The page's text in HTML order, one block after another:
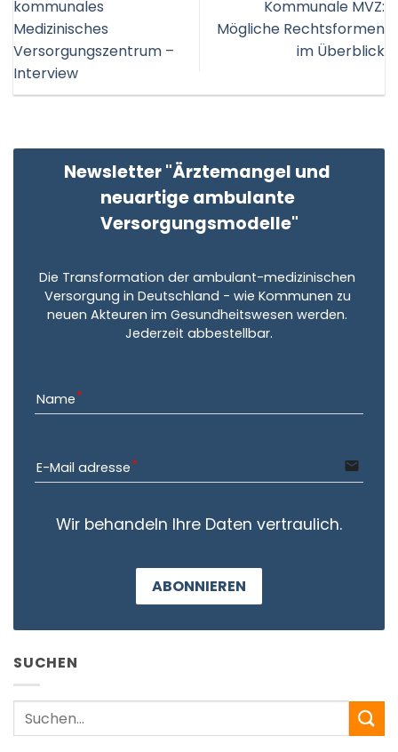
kommunales
Medizinisches
Versorgungszentrum –
Interview
Kommunale MVZ:
Mögliche Rechtsformen
im Überblick
Newsletter "Ärztemangel und
neuartige ambulante
Versorgungsmodelle"
Die Transformation der ambulant-medizinischen
Versorgung in Deutschland - wie Kommunen zu
neuen Akteuren im Gesundheitswesen werden.
Jederzeit abbestellbar.
Name
E-Mail adresse email
Wir behandeln Ihre Daten vertraulich.
ABONNIEREN
SUCHEN
Search